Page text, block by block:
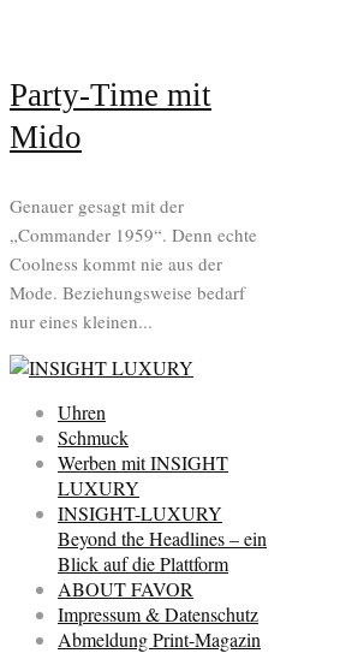
Party-Time mit
Mido
Genauer gesagt mit der
„Commander 1959“. Denn echte
Coolness kommt nie aus der
Mode. Beziehungsweise bedarf
nur eines kleinen...
Uhren
Schmuck
Werben mit INSIGHT
LUXURY
INSIGHT-LUXURY
Beyond the Headlines – ein
Blick auf die Plattform
ABOUT FAVOR
Impressum & Datenschutz
Abmeldung Print-Magazin